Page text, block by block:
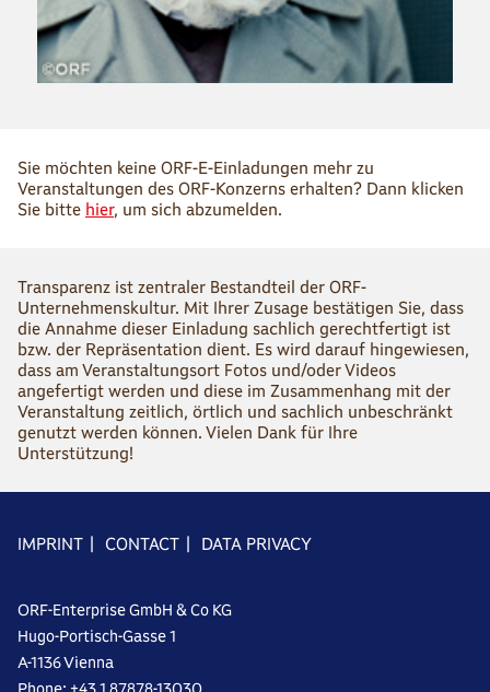
Sie möchten keine ORF-E-Einladungen mehr zu
Veranstaltungen des ORF-Konzerns erhalten? Dann klicken
Sie bitte hier, um sich abzumelden.
Transparenz ist zentraler Bestandteil der ORF-
Unternehmenskultur. Mit Ihrer Zusage bestätigen Sie, dass
die Annahme dieser Einladung sachlich gerechtfertigt ist
bzw. der Repräsentation dient. Es wird darauf hingewiesen,
dass am Veranstaltungsort Fotos und/oder Videos
angefertigt werden und diese im Zusammenhang mit der
Veranstaltung zeitlich, örtlich und sachlich unbeschränkt
genutzt werden können. Vielen Dank für Ihre
Unterstützung!
IMPRINT CONTACT DATA PRIVACY
ORF-Enterprise GmbH & Co KG
Hugo-Portisch-Gasse 1
A-1136 Vienna